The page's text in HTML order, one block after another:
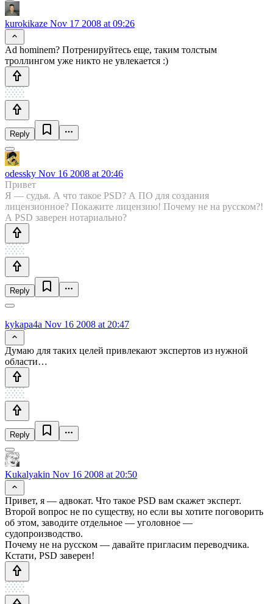
kurokikaze Nov 17 2008 at 09:26
Ad hominem? Потренируйтесь еще, таким толстым
троллингом уже никто не увлекается :)
Reply
odessky Nov 16 2008 at 20:46
Привет
Я — судья. А что такое PSD? А ПО для создания
лицензионное? Покажите лицензию! Почему не на русском?!
А PSD заверен нотариально?
Reply
kykapa4a Nov 16 2008 at 20:47
Думаю для таких целей привлекают экспертов из нужной
области…
Reply
Kukalyakin Nov 16 2008 at 20:50
Привет, я — адвокат. Что такое PSD вам скажет эксперт.
Второй вопрос не по существу, но если вы хотите поговорить
об этом, заводите отдельное — уголовное —
судопроизводство.
Почему не на русском — давайте пригласим переводчика.
Кстати, PSD заверен!